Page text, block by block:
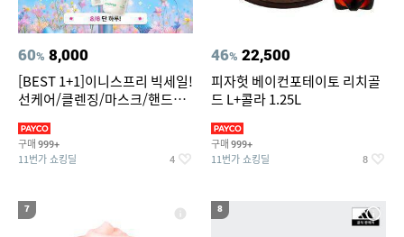
60% 8,000
[BEST 1+1]이니스프리 빅세일!
선케어/클렌징/마스크/핸드크
구매 999+
11번가 쇼킹딜 4
46% 22,500
피자헛 베이컨포테이토 리치골
드 L+콜라 1.25L
구매 999+
11번가 쇼킹딜 8
7 8